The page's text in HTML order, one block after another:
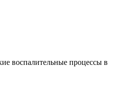
воспалительные процессы в